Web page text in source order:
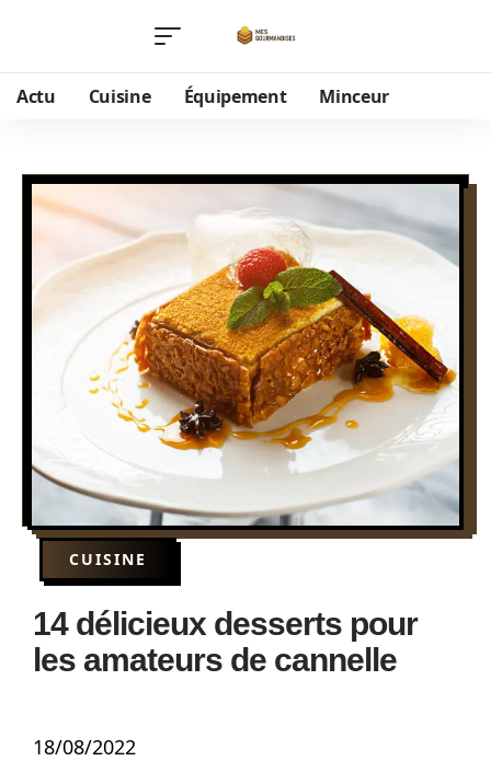
Actu Cuisine Équipement Minceur
CUISINE
14 délicieux desserts pour
les amateurs de cannelle
18/08/2022